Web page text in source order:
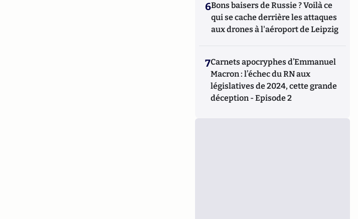
6Bons baisers de Russie ? Voilà ce
qui se cache derrière les attaques
aux drones à l'aéroport de Leipzig
7Carnets apocryphes d’Emmanuel
Macron : l’échec du RN aux
législatives de 2024, cette grande
déception - Episode 2